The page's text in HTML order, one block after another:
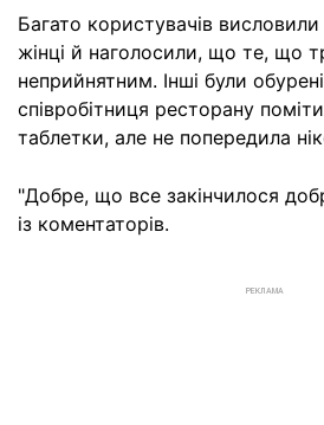
Багато користувачів
жінці й наголосили, що те, що
неприйнятним. Інші були
співробітниця ресторану
таблетки, але не попередила
"Добре, що все закінчилося
із коментаторів.
РЕКЛАМА